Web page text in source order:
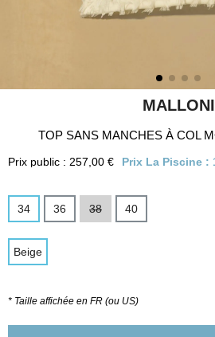
MALLONI
TOP SANS MANCHES À COL
Prix public : 257,00 € Prix La Piscine :
34 36 38 40
Beige
* Taille affichée en FR (ou US)